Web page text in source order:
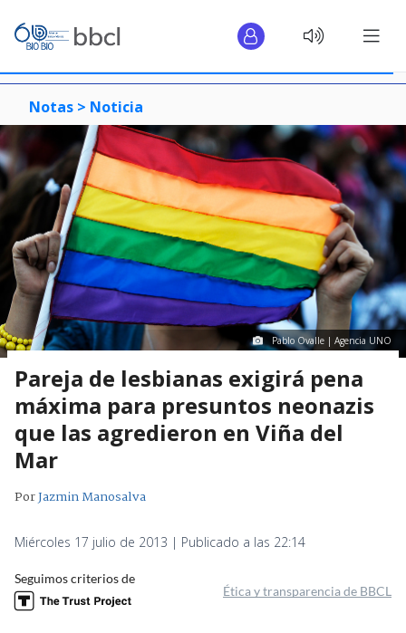
Notas > Noticia
Pablo Ovalle | Agencia UNO
Pareja de lesbianas exigirá pena
máxima para presuntos neonazis
que las agredieron en Viña del
Mar
PorJazmin Manosalva
Miércoles 17 julio de 2013 | Publicado a las 22:14
Seguimos criterios de
Ética y transparencia de BBCL